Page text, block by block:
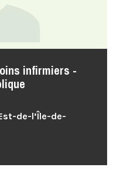
infirmiers -
de-l’Île-de-